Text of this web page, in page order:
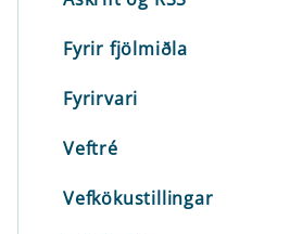
Fyrir fjölmiðla
Fyrirvari
Veftré
Vefkökustillingar